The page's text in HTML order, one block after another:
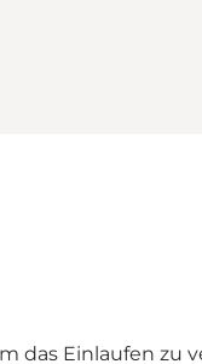
das Einlaufen zu